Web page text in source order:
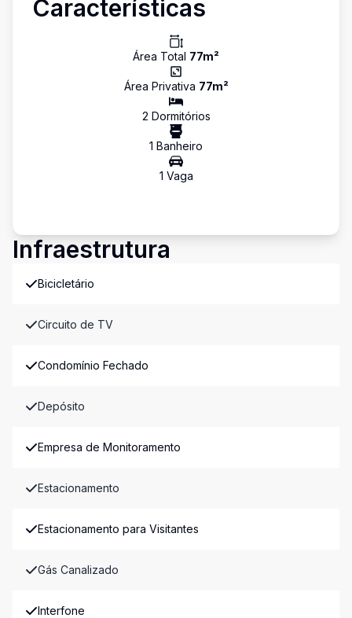
Características
Área Total 77m²
Área Privativa 77m²
2 Dormitórios
1 Banheiro
1 Vaga
Infraestrutura
Bicicletário
Circuito de TV
Condomínio Fechado
Depósito
Empresa de Monitoramento
Estacionamento
Estacionamento para Visitantes
Gás Canalizado
Interfone